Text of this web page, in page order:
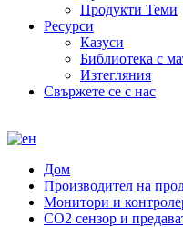
Продукти Теми
Ресурси
Казуси
Библиотека с
Изтегляния
Свържете се с нас
Дом
Производител на
Монитори и
CO2 сензор и